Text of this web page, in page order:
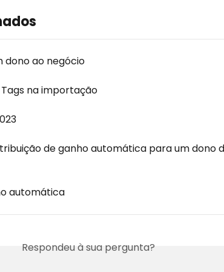
dono ao negócio
na importação
de ganho automática para um dono
automática
Respondeu à sua pergunta?